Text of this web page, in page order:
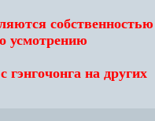
собственностью
усмотрению
на других